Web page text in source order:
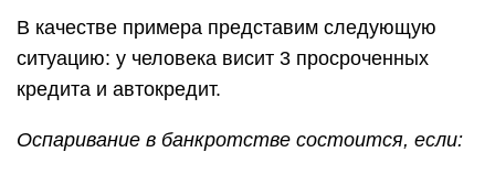
В качестве примера представим следующую
ситуацию: у человека висит 3 просроченных
кредита и автокредит.
Оспаривание в банкротстве состоится, если: